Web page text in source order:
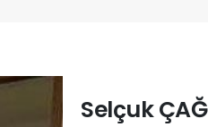
Selçuk ÇAĞ